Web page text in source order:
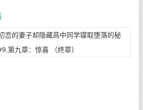
恋的妻子却隐藏高中同学寝取堕落的秘
始作俑者居然是我们的女儿！ #9,妻子
第九章：惊喜 （终章）